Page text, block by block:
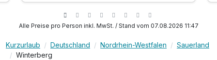
inkl. 1 Flasche Mineralwasser
Alle Preise pro Person inkl. MwSt. / Stand vom 07.08.2026 11:47
Kurzurlaub Deutschland Nordrhein-Westfalen
Sauerland
Winterberg